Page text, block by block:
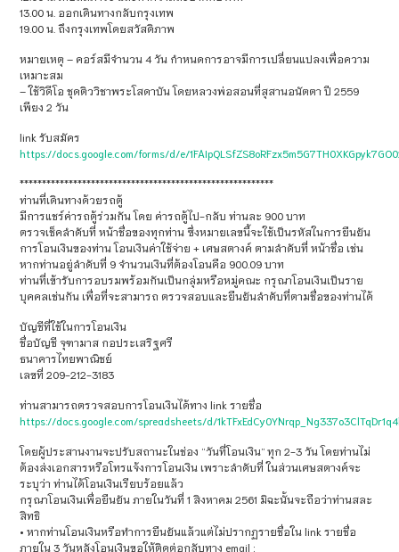
13.00 น. ออกเดินทางกลับกรุงเทพ
19.00 น. ถึงกรุงเทพโดยสวัสดิภาพ
หมายเหตุ – คอร์สมีจำนวน 4 วัน กำหนดการอาจมีการเปลี่ยนแปลงเพื่อความ
เหมาะสม
– ใช้วิดีโอ ชุดติววิชาพระโสดาบัน โดยหลวงพ่อสอนที่สุสานอนัตตา ปี 2559
เพียง 2 วัน
link รับสมัคร
https://docs.google.com/forms/d/e/
*********************************************************
ท่านที่เดินทางด้วยรถตู้
มีการแชร์ค่ารถตู้ร่วมกัน โดย ค่ารถตู้ไป-กลับ ท่านละ 900 บาท
ตรวจเช็คลำดับที่ หน้าชื่อของทุกท่าน ซึ่งหมายเลขนี้จะใช้เป็นรหัสในการยืนยัน
การโอนเงินของท่าน โอนเงินค่าใช้จ่าย + เศษสตางค์ ตามลำดับที่ หน้าชื่อ เช่น
หากท่านอยู่ลำดับที่ 9 จำนวนเงินที่ต้องโอนคือ 900.09 บาท
ท่านที่เข้ารับการอบรมพร้อมกันเป็นกลุ่มหรือหมู่คณะ กรุณาโอนเงินเป็นราย
บุคคลเช่นกัน เพื่อที่จะสามารถ ตรวจสอบและยืนยันลำดับที่ตามชื่อของท่านได้
บัญชีที่ใช้ในการโอนเงิน
ชื่อบัญชี จุฑามาส กอประเสริฐศรี
ธนาคารไทยพาณิชย์
เลขที่ 209-212-3183
ท่านสามารถตรวจสอบการโอนเงินได้ทาง link รายชื่อ
https://docs.google.com/spreadsheets/d/
โดยผู้ประสานงานจะปรับสถานะในช่อง “วันที่โอนเงิน” ทุก 2-3 วัน โดยท่านไม่
ต้องส่งเอกสารหรือโทรแจ้งการโอนเงิน เพราะลำดับที่ ในส่วนเศษสตางค์จะ
ระบุว่า ท่านได้โอนเงินเรียบร้อยแล้ว
กรุณาโอนเงินเพื่อยืนยัน ภายในวันที่ 1 สิงหาคม 2561 มิฉะนั้นจะถือว่าท่านสละ
สิทธิ
• หากท่านโอนเงินหรือทำการยืนยันแล้วแต่ไม่ปรากฏรายชื่อใน link รายชื่อ
ภายใน 3 วันหลังโอนเงินขอให้ติดต่อกลับทาง email :